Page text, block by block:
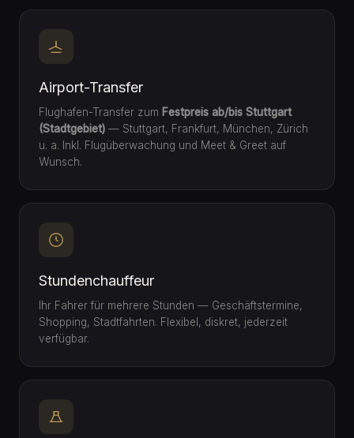
Airport-Transfer
Flughafen-Transfer zum Festpreis ab/bis Stuttgart
(Stadtgebiet) — Stuttgart, Frankfurt, München, Zürich
u. a. Inkl. Flugüberwachung und Meet & Greet auf
Wunsch.
Stundenchauffeur
Ihr Fahrer für mehrere Stunden — Geschäftstermine,
Shopping, Stadtfahrten. Flexibel, diskret, jederzeit
verfügbar.